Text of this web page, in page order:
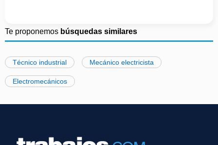
Te proponemos búsquedas similares
Técnico industrial Mecánico electricista
Electromecánicos